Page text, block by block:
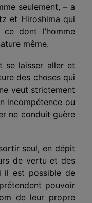
seulement, – a
et Hiroshima qui
dont l’homme
même.
se laisser aller et
des choses qui
veut strictement
incompétence ou
ne conduit guère
seul, en dépit
de vertu et des
il est possible de
pouvoir
de leur propre